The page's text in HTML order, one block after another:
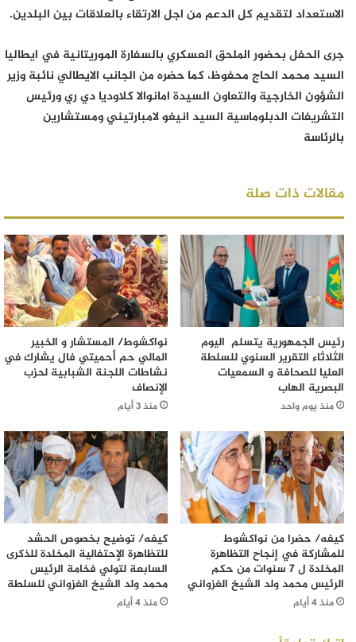
الاستعداد لتقديم كل الدعم من اجل الارتقاء بالعلاقات بين البلدين.
جرى الحفل بحضور الملحق العسكري بالسفارة الموريتانية في ايطاليا
السيد محمد الحاج محفوظ، كما حضره من الجانب الايطالي نائبة وزير
الشؤون الخارجية والتعاون السيدة امانوالا كلاوديا دي ري ورئيس
التشريفات الدبلوماسية السيد انيغو لامبارتيني ومستشارين
بالرئاسة
مقالات ذات صلة
رئيس الجمهورية يتسلم اليوم
الثلاثاء التقرير السنوي للسلطة
العليا للصحافة و السمعيات
البصرية الهاب
منذ يوم واحد
نواكشوط/ المستشار و الخبير
المالي حم أحميتي فال يشارك في
نشاطات اللجنة الشبابية لحزب
الإنصاف
منذ 3 أيام
كيفه/ حضرا من نواكشوط
للمشاركة في إنجاح التظاهرة
المخلدة ل 7 سنوات من حكم
الرئيس محمد ولد الشيخ الغزواني
منذ 4 أيام
كيفه/ توضيح بخصوص الحشد
للتظاهرة الإحتفالية المخلدة للذكرى
السابعة لتولي فخامة الرئيس
محمد ولد الشيخ الغزواني للسلطة
منذ 4 أيام